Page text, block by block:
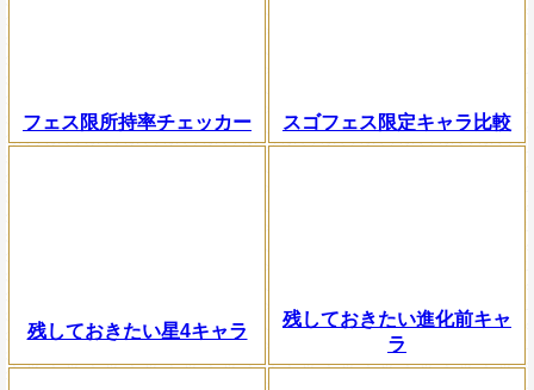
フェス限所持率チェッカー スゴフェス限定キャラ比較
残しておきたい星4キャラ
残しておきたい進化前キャ
ラ